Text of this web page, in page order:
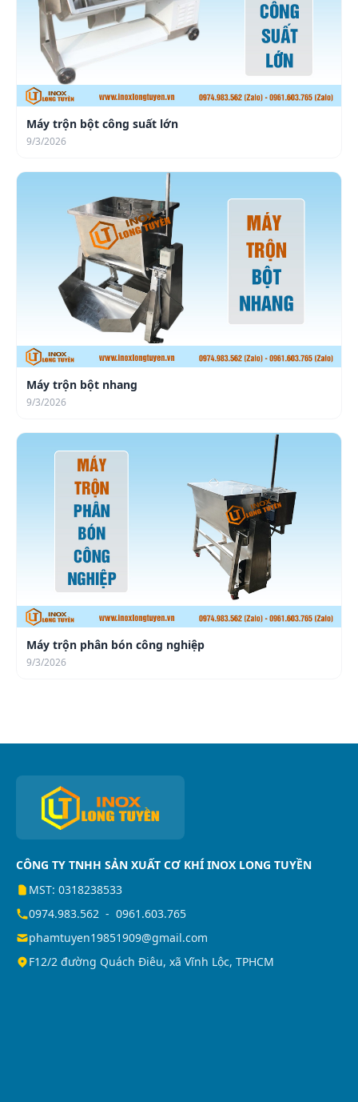
Máy trộn bột công suất lớn
9/3/2026
Máy trộn bột nhang
9/3/2026
Máy trộn phân bón công nghiệp
9/3/2026
CÔNG TY TNHH SẢN XUẤT CƠ KHÍ INOX LONG TUYỀN
MST: 0318238533
0974.983.562 - 0961.603.765
phamtuyen19851909@gmail.com
F12/2 đường Quách Điêu, xã Vĩnh Lộc, TPHCM